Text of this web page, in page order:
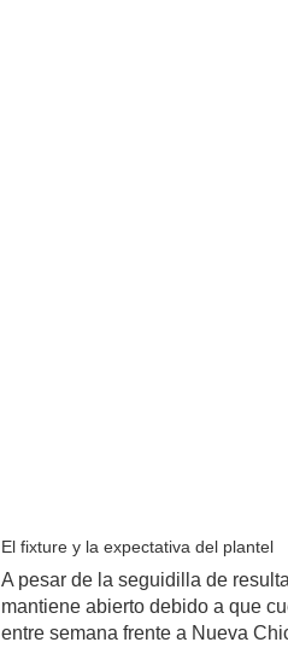
El fixture y la expectativa del plantel
A pesar de la seguidilla de
mantiene abierto debido a que
entre semana frente a Nueva